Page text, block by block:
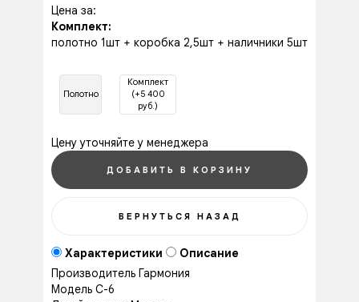
Цена за:
Комплект:
полотно 1шт + коробка 2,5шт + наличники 5шт
Полотно
Комплект
(+5 400
руб.)
Цену уточняйте у менеджера
Характеристики
Описание
Производитель Гармония
Модель С-6